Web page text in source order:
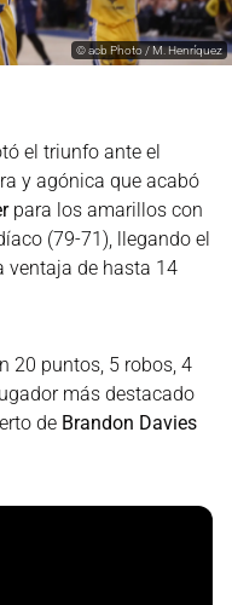
©acb Photo / M. Henríquez
el triunfo ante el
y agónica que acabó
para los amarillos con
(79-71), llegando el
ventaja de hasta 14
20 puntos, 5 robos, 4
más destacado
de Brandon Davies